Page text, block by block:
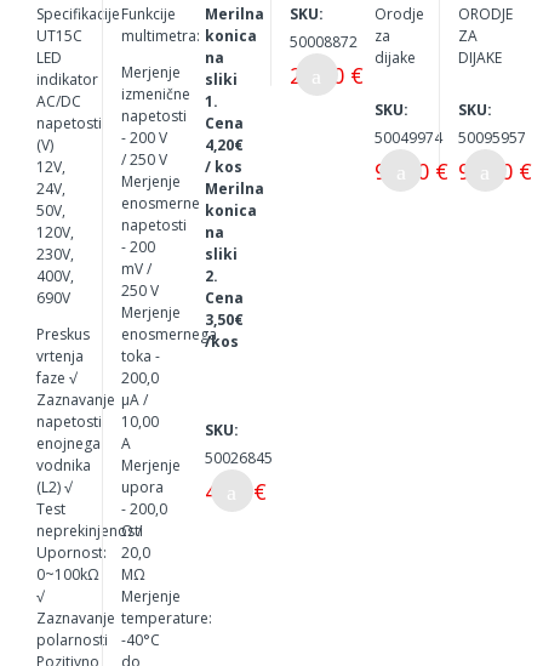
NI
UT
15C
Specifikacije
UT15C
LED
indikator
AC/DC
napetosti
(V)
12V,
24V,
50V,
120V,
230V,
400V,
690V
Preskus
vrtenja
faze √
Zaznavanje
napetosti
enojnega
vodnika
(L2) √
Test
neprekinjenosti
Upornost:
0~100kΩ
√
Zaznavanje
polarnosti
NI
UT
Funkcije
multimetra:
Merjenje
izmenične
napetosti
- 200 V
/ 250 V
Merjenje
enosmerne
napetosti
- 200
mV /
250 V
Merjenje
enosmernega
toka -
200,0
μA /
10,00
A
Merjenje
upora
- 200,0
Ω /
20,0
MΩ
Merjenje
temperature:
-40°C
Merilna
konica
na
sliki
1.
Cena
4,20€
/ kos
Merilna
konica
na
sliki
2.
Cena
3,50€
/kos
SKU:
50026845
4,20 €
50W
SKU:
50008872
25,00 €
UNA
LNIK
AR
Orodje
za
dijake
SKU:
50049974
92,00 €
TRO
TEH
NIK
ELEK
TRIK
AR
ORODJE
ZA
DIJAKE
SKU:
50095957
98,00 €